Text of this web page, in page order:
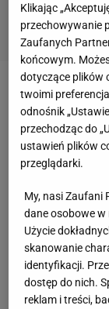
W elicie
W pierwszej,
grupie dywizji
Z dwoma
Niemiec,
w swoich
we wrześniu
Wykonawczy
Klikając
przechowywanie
Zaufanych
końcowym.
dotyczące plików
twoimi
odnośnik
przechodząc do
ustawień plików
przeglądarki.
My, nasi Zaufani
dane osobowe
Użycie
skanowanie
identyfikacji.
dostęp do nich.
reklam i treści,